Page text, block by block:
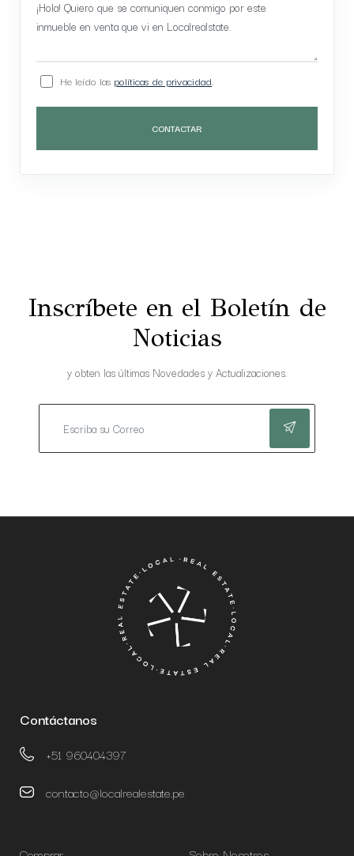
He leído las políticas de privacidad
CONTACTAR
Inscríbete en el Boletín de
Noticias
y obten las últimas Novedades y Actualizaciones.
Contáctanos
+51 960404397
contacto@localrealestate.pe